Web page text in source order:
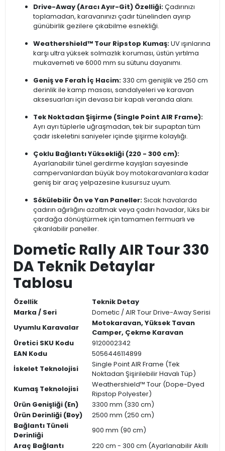
Drive-Away (Aracı Ayır-Git) Özelliği:Çadırınızı
toplamadan, karavanınızı çadır tünelinden ayırıp
günübirlik gezilere çıkabilme esnekliği.
Weathershield™ Tour Ripstop Kumaş:UV ışınlarına
karşı ultra yüksek solmazlık koruması, üstün yırtılma
mukavemeti ve 6000 mm su sütunu dayanımı.
Geniş ve Ferah İç Hacim:330 cm genişlik ve 250 cm
derinlik ile kamp masası, sandalyeleri ve karavan
aksesuarları için devasa bir kapalı veranda alanı.
Tek Noktadan Şişirme (Single Point AIR Frame):
Ayrı ayrı tüplerle uğraşmadan, tek bir supaptan tüm
çadır iskeletini saniyeler içinde şişirme kolaylığı.
Çoklu Bağlantı Yüksekliği (220 - 300 cm):
Ayarlanabilir tünel gerdirme kayışları sayesinde
campervanlardan büyük boy motokaravanlara kadar
geniş bir araç yelpazesine kusursuz uyum.
Sökülebilir Ön ve Yan Paneller:Sıcak havalarda
çadırın ağırlığını azaltmak veya çadırı havadar, lüks bir
çardağa dönüştürmek için tamamen fermuarlı ve
çıkarılabilir paneller.
Dometic Rally AIR Tour 330
DA Teknik Detaylar
Tablosu
Özellik
Teknik Detay
Marka / Seri
Dometic / AIR Tour Drive-Away Serisi
Uyumlu Karavalar
Motokaravan, Yüksek Tavan
Camper, Çekme Karavan
Üretici SKU Kodu
9120002342
EAN Kodu
5056446114899
İskelet Teknolojisi
Single Point AIR Frame (Tek
Noktadan Şişirilebilir Havalı Tüp)
Kumaş Teknolojisi
Weathershield™ Tour (Dope-Dyed
Ripstop Polyester)
Ürün Genişliği (En)
3300 mm (330 cm)
Ürün Derinliği (Boy)
2500 mm (250 cm)
Bağlantı Tüneli
Derinliği
900 mm (90 cm)
Araç Bağlantı
220 cm - 300 cm (Ayarlanabilir Akıllı